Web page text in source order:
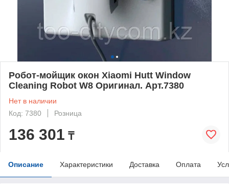
Робот-мойщик окон Xiaomi Hutt Window
Cleaning Robot W8 Оригинал. Арт.7380
Нет в наличии
Код: 7380
Розница
136 301 ₸
Описание Характеристики Доставка Оплата